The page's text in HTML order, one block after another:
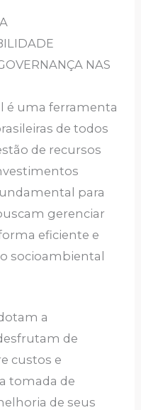
NAS
é uma ferramenta
de todos
de recursos
para
gerenciar
eficiente e
socioambiental
a
de
custos e
tomada de
de seus